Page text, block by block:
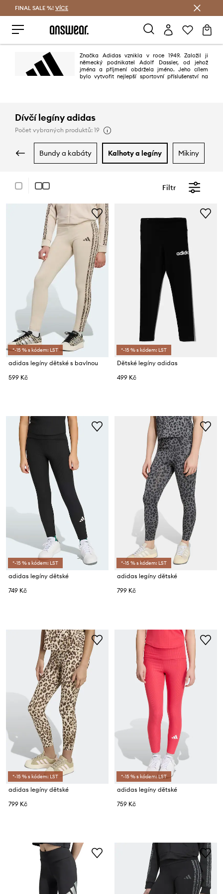
FINAL SALE %! VÍCE
Značka Adidas vznikla v roce 1949. Založil ji
německý podnikatel Adolf Dassler, od jehož
jména a příjmení obdržela jméno. Jeho cílem
bylo vytvořit nejlepší sportovní příslušenství na
Dívčí legíny adidas
Počet vybraných produktů: 19
bundy a kabáty kalhoty a legíny mikiny
Filtr
*-15 % s kódem: LST
adidas legíny dětské s bavlnou
599 Kč
*-15 % s kódem: LST
Dětské legíny adidas
499 Kč
*-15 % s kódem: LST
adidas legíny dětské
749 Kč
*-15 % s kódem: LST
adidas legíny dětské
799 Kč
*-15 % s kódem: LST
adidas legíny dětské
799 Kč
*-15 % s kódem: LST
adidas legíny dětské
759 Kč